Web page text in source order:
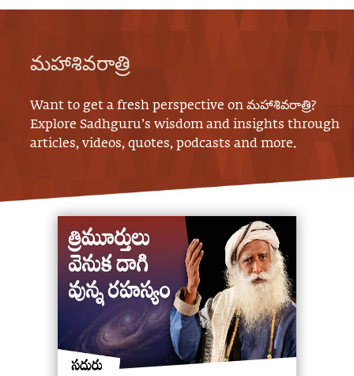
మహాశివరాత్రి
Want to get a fresh perspective onమహాశివరాత్రి?
Explore Sadhguru’s wisdom and insights through
articles, videos, quotes, podcasts and more.